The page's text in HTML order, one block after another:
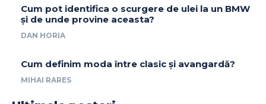
Cum pot identifica o scurgere de ulei la un BMW
și de unde provine aceasta?
DAN HORIA
Cum definim moda între clasic și avangardă?
MIHAI RARES